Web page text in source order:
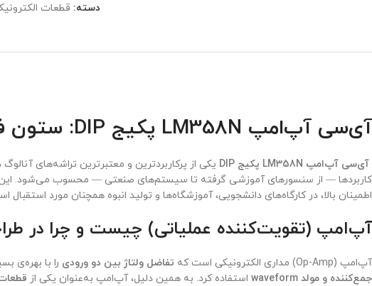
دسته: قطعات
آی‌سی آپ‌امپ LM358N پکیج DIP: ستون فقرات مدارهای آنالوگ در الکترونیک
آی‌سی آپ‌امپ LM358N پکیج DIP یکی از پرکاربردترین و معتبرترین تراشه‌های
کاربردها — از سنسورهای آموزشی گرفته تا سیستم‌های صنعتی — محسوب می‌شود.
اطمینان بالا، در کارگاه‌های دانشجویی، آموزشگاه‌ها و تولید انبوه همچنان مورد استقبال
آپ‌امپ (تقویت‌کننده عملیاتی) چیست و چرا در
آپ‌امپ (Op-Amp) مداری الکترونیکی است که تفاضل ولتاژ بین دو ورودی را با بهره‌ی
جمع‌کننده و مولد waveform
استفاده کرد. به همین دلیل، آپ‌امپ به‌عنوان یکی از